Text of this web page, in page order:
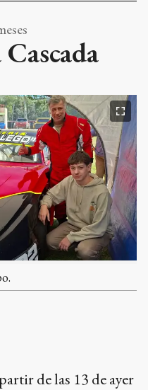
de las 13 de ayer